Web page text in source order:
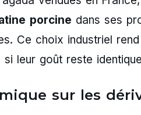
porcine dans ses
Ce choix industriel
leur goût reste
sur les